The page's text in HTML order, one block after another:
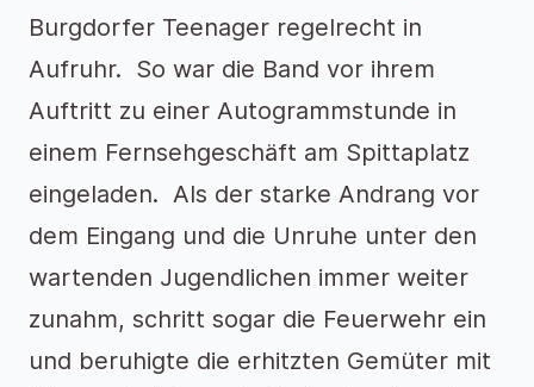
Burgdorfer Teenager regelrecht in
Aufruhr. So war die Band vor ihrem
Auftritt zu einer Autogrammstunde in
einem Fernsehgeschäft am Spittaplatz
eingeladen. Als der starke Andrang vor
dem Eingang und die Unruhe unter den
wartenden Jugendlichen immer weiter
zunahm, schritt sogar die Feuerwehr ein
und beruhigte die erhitzten Gemüter mit